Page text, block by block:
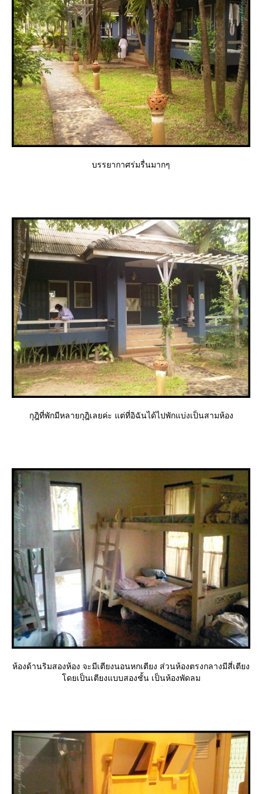
บรรยากาศร่มรื่นมากๆ
กุฎิที่พักมีหลายกุฎิเลยค่ะ แต่ที่อิฉันได้ไปพักแบ่งเป็นสามห้อง
ห้องด้านริมสองห้อง จะมีเตียงนอนหกเตียง ส่วนห้องตรงกลางมีสี่เตียง
ดยเป็นเตียงแบบสองชั้น เป็นห้องพัดลม